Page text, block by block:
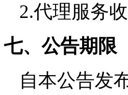
2.代理服务
七、公告期限
自本公